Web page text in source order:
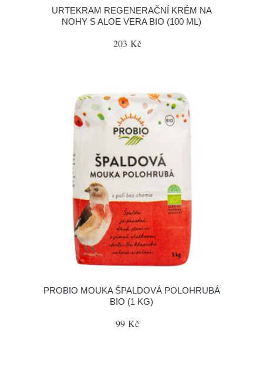
URTEKRAM REGENERAČNÍ KRÉM NA
NOHY S ALOE VERA BIO (100 ML)
203 Kč
PROBIO MOUKA ŠPALDOVÁ POLOHRUBÁ
BIO (1 KG)
99 Kč